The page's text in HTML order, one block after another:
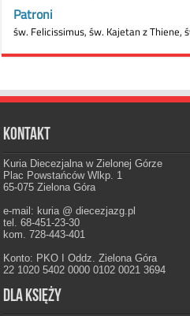
Kontakt
Kuria Diecezjalna w Zielonej Górze
Plac Powstańców Wlkp. 1
65-075 Zielona Góra
e-mail: kuria @ diecezjazg.pl
tel. 68-451-23-30
kom. 728-443-401
Konto: PKO I Oddz. Zielona Góra
22 1020 5402 0000 0102 0021 3694
Dla księży